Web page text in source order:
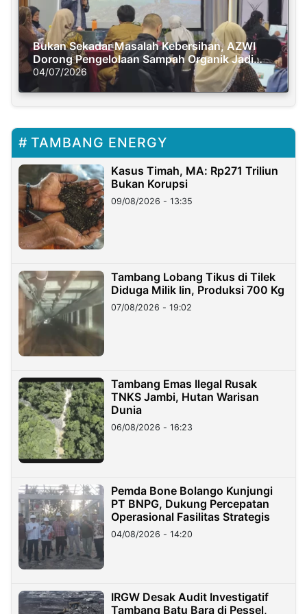
Bukan Sekadar Masalah Kebersihan, AZWI
Dorong Pengelolaan Sampah Organik Jadi
Solusi Krisis Iklim
04/07/2026
TAMBANG ENERGY
Kasus Timah, MA: Rp271 Triliun
Bukan Korupsi
09/08/2026 - 13:35
Tambang Lobang Tikus di Tilek
Diduga Milik Iin, Produksi 700 Kg
07/08/2026 - 19:02
Tambang Emas Ilegal Rusak
TNKS Jambi, Hutan Warisan
Dunia
06/08/2026 - 16:23
Pemda Bone Bolango Kunjungi
PT BNPG, Dukung Percepatan
Operasional Fasilitas Strategis
04/08/2026 - 14:20
IRGW Desak Audit Investigatif
Tambang Batu Bara di Pessel,